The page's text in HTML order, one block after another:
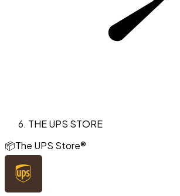
THE UPS STORE
📦The UPS Store®